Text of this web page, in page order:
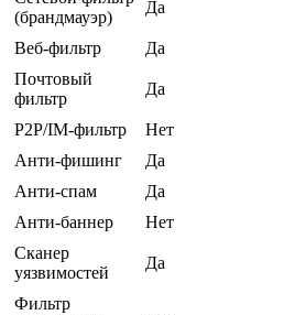
(брандмауэр)
Да
Веб-фильтр
Да
Почтовый
фильтр
Да
P2P/IM-фильтр
Нет
Анти-фишинг
Да
Анти-спам
Да
Анти-баннер
Нет
Сканер
уязвимостей
Да
Фильтр